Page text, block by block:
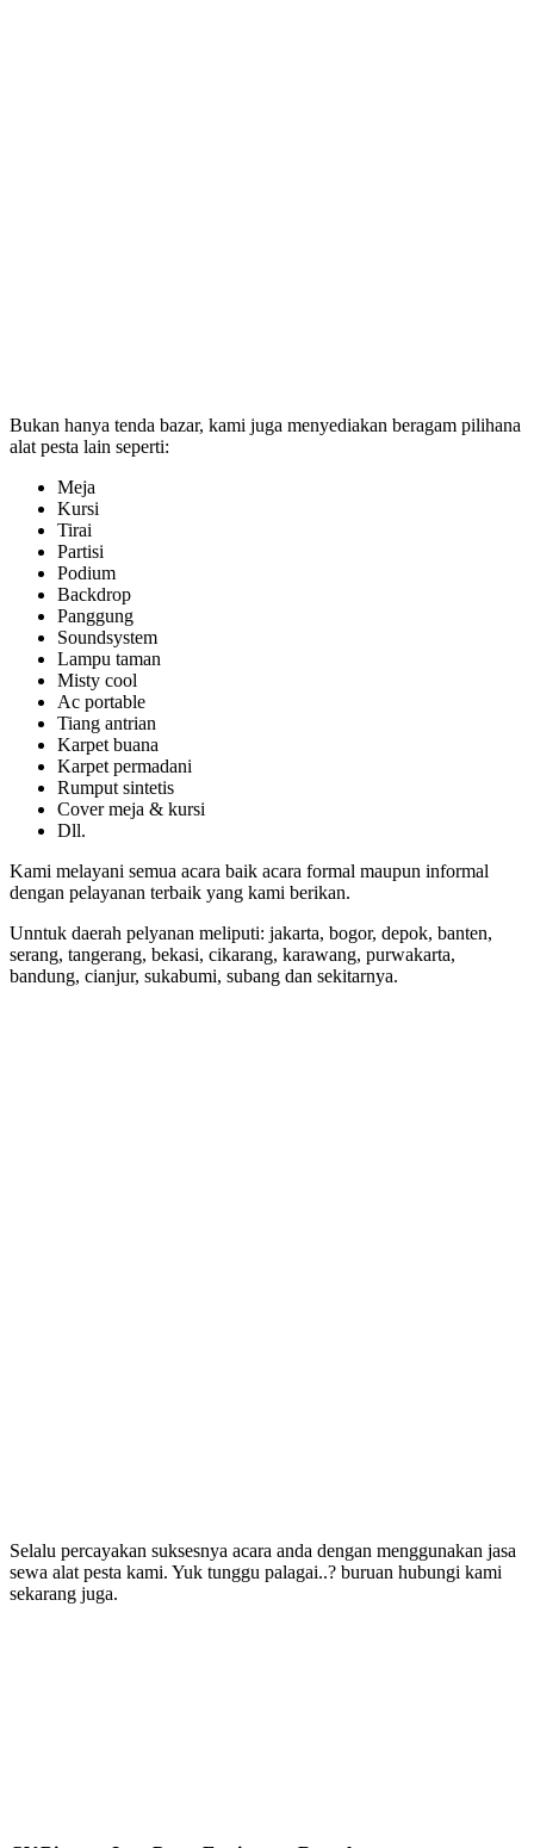
Bukan hanya tenda bazar, kami juga menyediakan beragam pilihana
alat pesta lain seperti:
Meja
Kursi
Tirai
Partisi
Podium
Backdrop
Panggung
Soundsystem
Lampu taman
Misty cool
Ac portable
Tiang antrian
Karpet buana
Karpet permadani
Rumput sintetis
Cover meja & kursi
Dll.
Kami melayani semua acara baik acara formal maupun informal
dengan pelayanan terbaik yang kami berikan.
Unntuk daerah pelyanan meliputi: jakarta, bogor, depok, banten,
serang, tangerang, bekasi, cikarang, karawang, purwakarta,
bandung, cianjur, sukabumi, subang dan sekitarnya.
Selalu percayakan suksesnya acara anda dengan menggunakan jasa
sewa alat pesta kami. Yuk tunggu palagai..? buruan hubungi kami
sekarang juga.